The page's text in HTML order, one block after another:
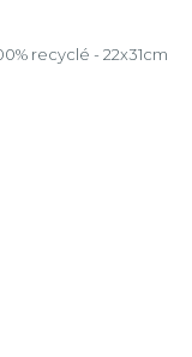
recyclé - 22x31cm